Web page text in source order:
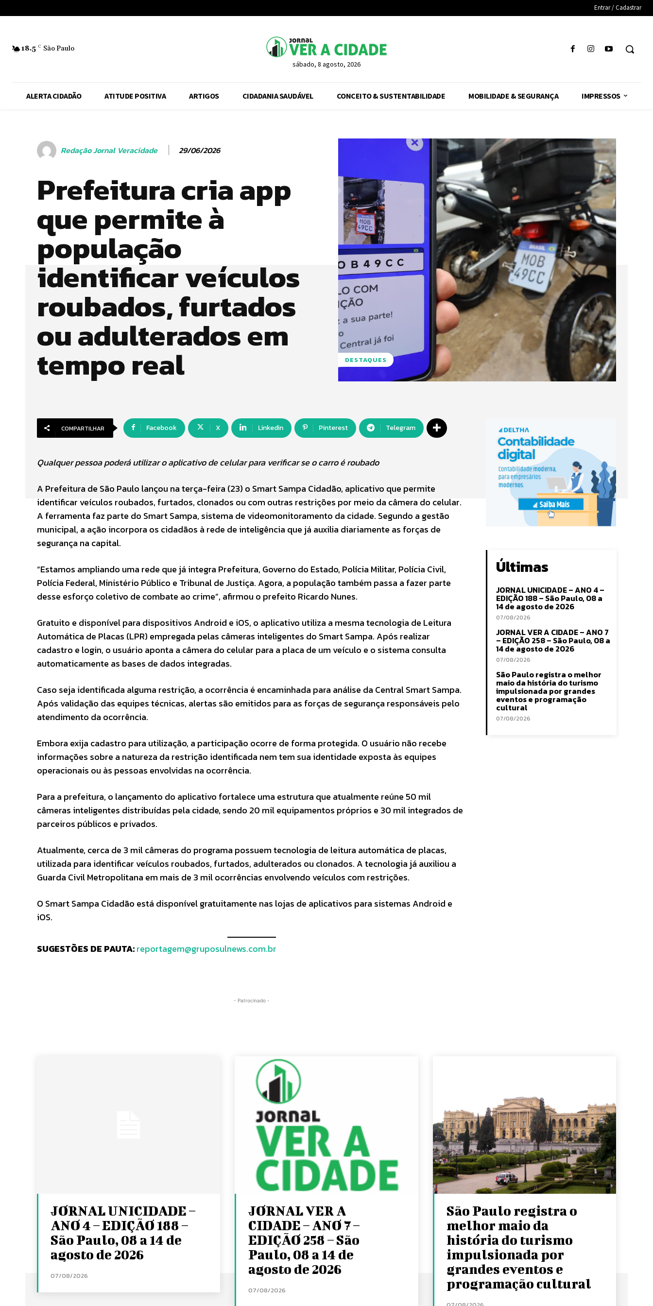
Entrar / Cadastrar
18.5 C São Paulo
sábado, 8 agosto, 2026
ALERTA CIDADÃO ATITUDE POSITIVA ARTIGOS CIDADANIA SAUDÁVEL CONCEITO & SUSTENTABILIDADE MOBILIDADE & SEGURANÇA IMPRESSOS
Redação Jornal Veracidade 29/06/2026
Prefeitura cria app
que permite à
população
identificar veículos
roubados, furtados
ou adulterados em
tempo real DESTAQUES
COMPARTILHAR Facebook X Linkedin Pinterest Telegram
Qualquer pessoa poderá utilizar o aplicativo de celular para verificar se o carro é roubado
A Prefeitura de São Paulo lançou na terça-feira (23) o Smart Sampa Cidadão, aplicativo que permite
identificar veículos roubados, furtados, clonados ou com outras restrições por meio da câmera do celular.
A ferramenta faz parte do Smart Sampa, sistema de videomonitoramento da cidade. Segundo a gestão
municipal, a ação incorpora os cidadãos à rede de inteligência que já auxilia diariamente as forças de
segurança na capital.
“Estamos ampliando uma rede que já integra Prefeitura, Governo do Estado, Polícia Militar, Polícia Civil,
Polícia Federal, Ministério Público e Tribunal de Justiça. Agora, a população também passa a fazer parte
desse esforço coletivo de combate ao crime”, afirmou o prefeito Ricardo Nunes.
Gratuito e disponível para dispositivos Android e iOS, o aplicativo utiliza a mesma tecnologia de Leitura
Automática de Placas (LPR) empregada pelas câmeras inteligentes do Smart Sampa. Após realizar
cadastro e login, o usuário aponta a câmera do celular para a placa de um veículo e o sistema consulta
automaticamente as bases de dados integradas.
Caso seja identificada alguma restrição, a ocorrência é encaminhada para análise da Central Smart Sampa.
Após validação das equipes técnicas, alertas são emitidos para as forças de segurança responsáveis pelo
atendimento da ocorrência.
Embora exija cadastro para utilização, a participação ocorre de forma protegida. O usuário não recebe
informações sobre a natureza da restrição identificada nem tem sua identidade exposta às equipes
operacionais ou às pessoas envolvidas na ocorrência.
Para a prefeitura, o lançamento do aplicativo fortalece uma estrutura que atualmente reúne 50 mil
câmeras inteligentes distribuídas pela cidade, sendo 20 mil equipamentos próprios e 30 mil integrados de
parceiros públicos e privados.
Atualmente, cerca de 3 mil câmeras do programa possuem tecnologia de leitura automática de placas,
utilizada para identificar veículos roubados, furtados, adulterados ou clonados. A tecnologia já auxiliou a
Guarda Civil Metropolitana em mais de 3 mil ocorrências envolvendo veículos com restrições.
O Smart Sampa Cidadão está disponível gratuitamente nas lojas de aplicativos para sistemas Android e
iOS.
SUGESTÕES DE PAUTA:reportagem@gruposulnews.com.br
- Patrocinado -
Últimas
JORNAL UNICIDADE – ANO 4 –
EDIÇÃO 188 – São Paulo, 08 a
14 de agosto de 2026
07/08/2026
JORNAL VER A CIDADE – ANO 7
– EDIÇÃO 258 – São Paulo, 08 a
14 de agosto de 2026
07/08/2026
São Paulo registra o melhor
maio da história do turismo
impulsionada por grandes
eventos e programação
cultural
07/08/2026
JORNAL UNICIDADE –
ANO 4 – EDIÇÃO 188 –
São Paulo, 08 a 14 de
agosto de 2026
07/08/2026
JORNAL VER A
CIDADE – ANO 7 –
EDIÇÃO 258 – São
Paulo, 08 a 14 de
agosto de 2026
07/08/2026
São Paulo registra o
melhor maio da
história do turismo
impulsionada por
grandes eventos e
programação cultural